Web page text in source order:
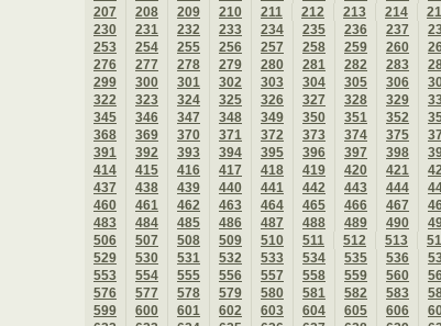
207
208 209 210 211 212 213 214
230
231 232 233 234 235 236 237
253
254 255 256 257 258 259 260
276
277 278 279 280 281 282 283
299
300 301 302 303 304 305 306
322
323 324 325 326 327 328 329
345
346 347 348 349 350 351 352
368
369 370 371 372 373 374 375
391
392 393 394 395 396 397 398
414
415 416 417 418 419 420 421
437
438 439 440 441 442 443 444
460
461 462 463 464 465 466 467
483
484 485 486 487 488 489 490
506
507 508 509 510 511 512 513
529
530 531 532 533 534 535 536
553
554 555 556 557 558 559 560
576
577 578 579 580 581 582 583
599
600 601 602 603 604 605 606